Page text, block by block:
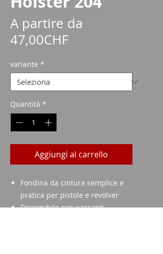
A partire da
47,00CHFPrezzo
variante *
Quantità *
Aggiungi al carrello
Fondina da cintura semplice e
pratica per pistole e revolver
Disponibile con passanti